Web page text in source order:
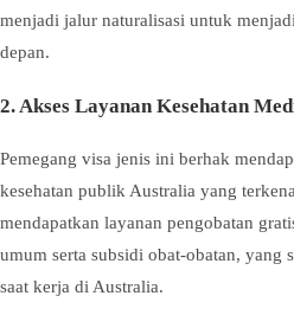
menjadi jalur naturalisasi untuk
depan.
2. Akses Layanan Kesehatan
Pemegang visa jenis ini berhak
kesehatan publik Australia yang
mendapatkan layanan pengobatan
umum serta subsidi obat-obatan, yang
saat kerja di Australia.